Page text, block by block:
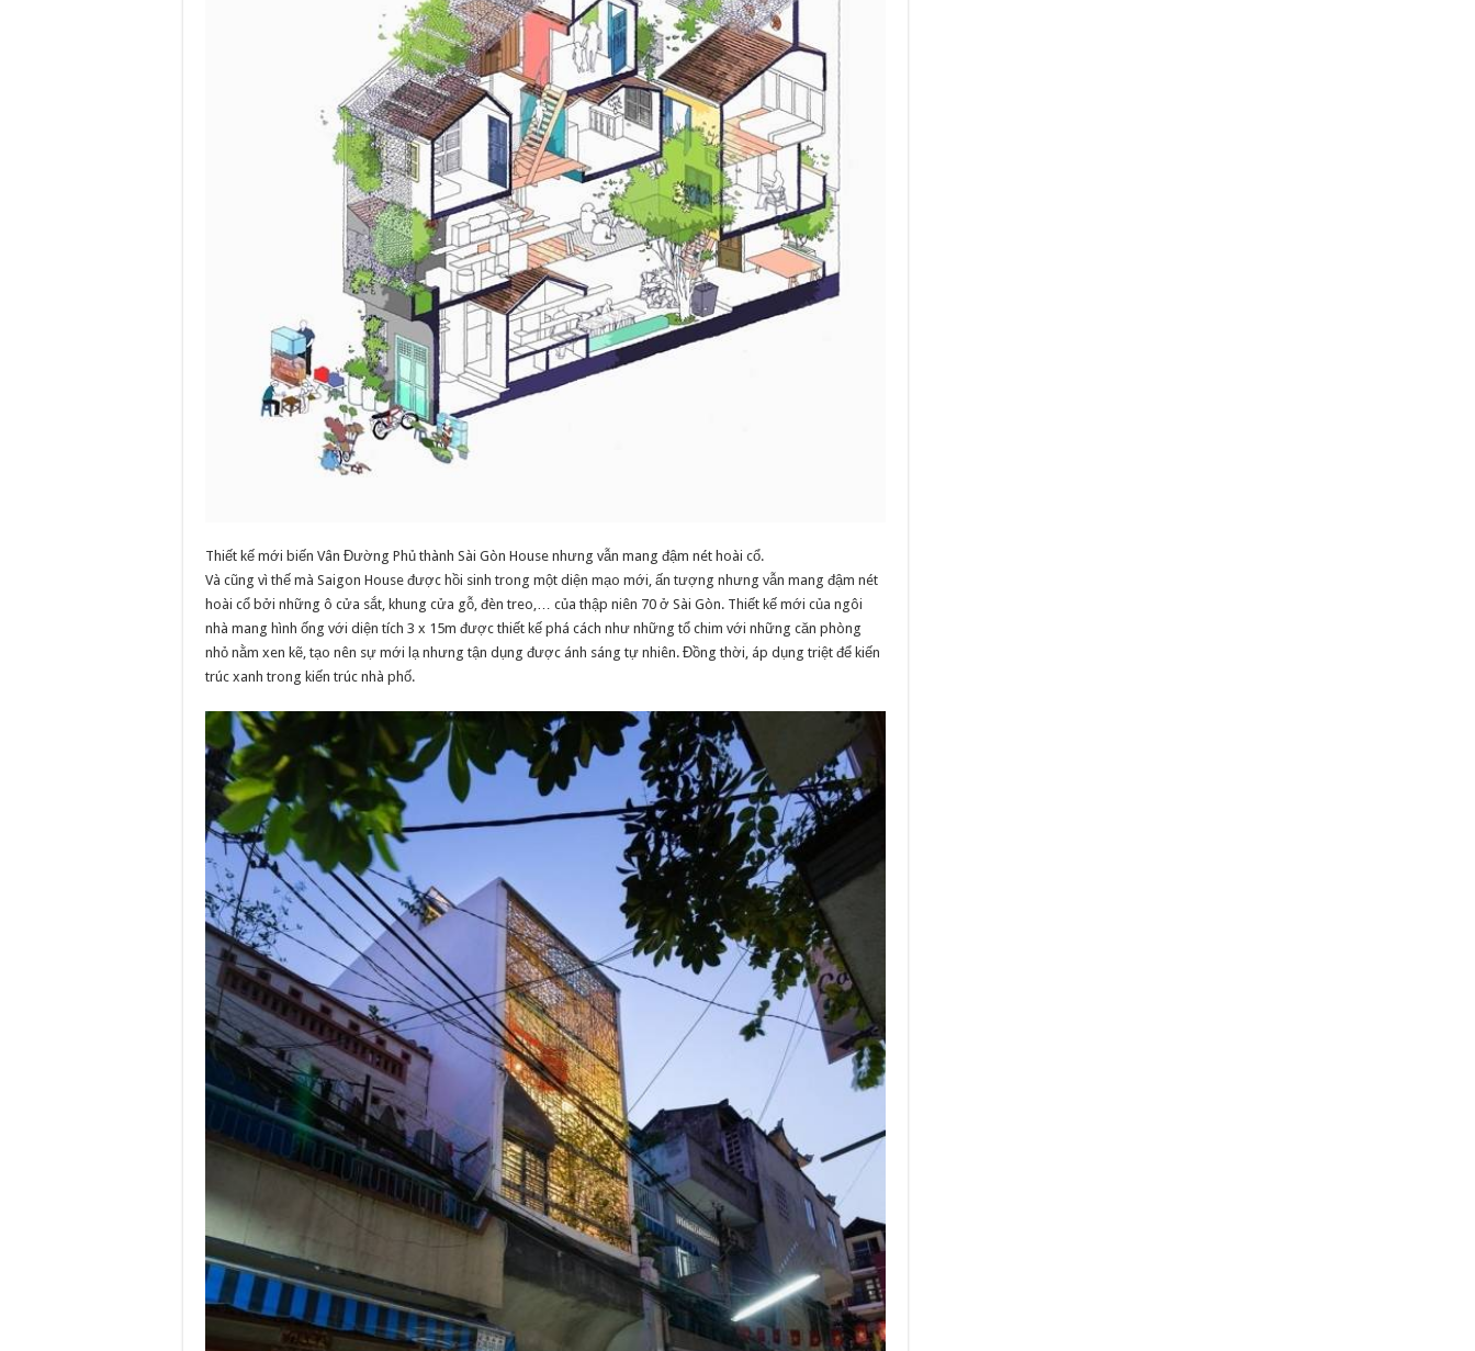
Thiết kế mới biến Vân Đường Phủ thành Sài Gòn House nhưng vẫn mang đậm nét hoài cổ.
Và cũng vì thế mà Saigon House được hồi sinh trong một diện mạo mới, ấn tượng nhưng vẫn mang đậm nét
hoài cổ bởi những ô cửa sắt, khung cửa gỗ, đèn treo,… của thập niên 70 ở Sài Gòn. Thiết kế mới của ngôi
nhà mang hình ống với diện tích 3 x 15m được thiết kế phá cách như những tổ chim với những căn phòng
nhỏ nằm xen kẽ, tạo nên sự mới lạ nhưng tận dụng được ánh sáng tự nhiên. Đồng thời, áp dụng triệt để kiến
trúc xanh trong kiến trúc nhà phố.